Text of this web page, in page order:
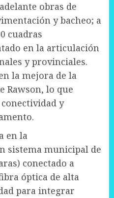
obras de
y bacheo; a
cuadras
en la articulación
y provinciales.
la mejora de la
Rawson, lo que
y
en la
sistema municipal de
conectado a
óptica de alta
para integrar